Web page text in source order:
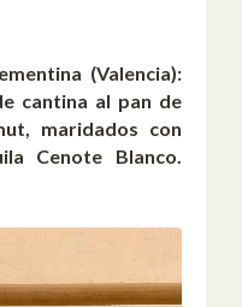
(Valencia):
cantina al pan de
maridados con
Cenote Blanco.